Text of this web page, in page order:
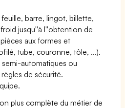
barre, lingot, billette,
jusqu''à l''obtention de
aux formes et
tube, couronne, tôle, ...).
automatiques ou
de sécurité.
plus complète du métier de